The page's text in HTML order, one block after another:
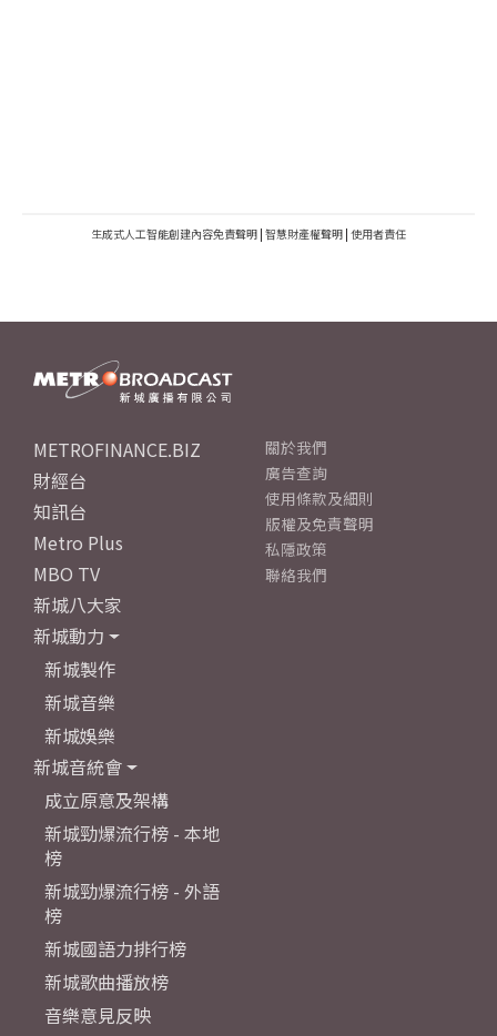
生成式人工智能創建內容免責聲明 | 智慧財產權聲明 | 使用者責任
METROFINANCE.BIZ
財經台
知訊台
Metro Plus
MBO TV
新城八大家
新城動力
新城製作
新城音樂
新城娛樂
新城音統會
成立原意及架構
新城勁爆流行榜 - 本地
榜
新城勁爆流行榜 - 外語
榜
新城國語力排行榜
新城歌曲播放榜
音樂意見反映
關於我們
廣告查詢
使用條款及細則
版權及免責聲明
私隱政策
聯絡我們